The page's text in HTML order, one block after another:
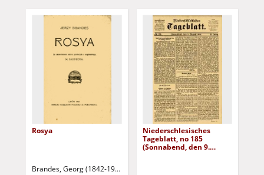
Rosya
Brandes, Georg (1842-1927)
Niederschlesisches
Tageblatt, no 185
(Sonnabend, den 9.